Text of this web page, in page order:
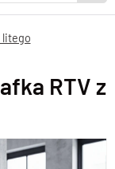
litego
RTV z